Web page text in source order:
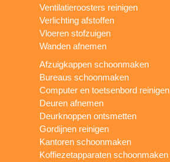
Ventilatieroosters reinigen
Verlichting afstoffen
Vloeren stofzuigen
Wanden afnemen
Afzuigkappen schoonmaken
Bureaus schoonmaken
Computer en toetsenbord reinigen
Deuren afnemen
Deurknoppen ontsmetten
Gordijnen reinigen
Kantoren schoonmaken
Koffiezetapparaten schoonmaken